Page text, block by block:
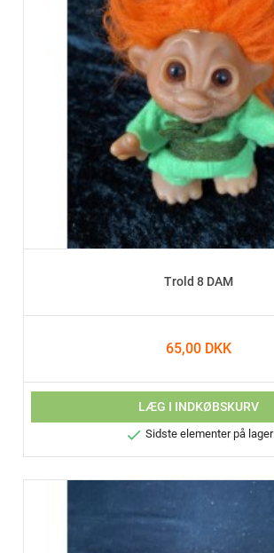
Trold 8 DAM
65,00 DKK
LÆG I INDKØBSKURV
 Sidste elementer på lager